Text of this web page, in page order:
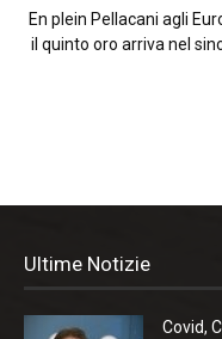
En plein Pellacani agli
il quinto oro arriva nel
Ultime Notizie
Covid,